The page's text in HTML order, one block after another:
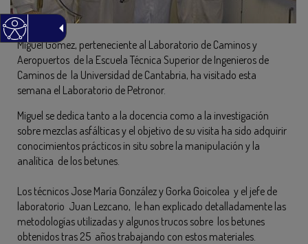
Miguel Gómez, perteneciente al Laboratorio de Caminos y
Aeropuertos de la Escuela Técnica Superior de Ingenieros de
Caminos de la Universidad de Cantabria, ha visitado esta
semana el Laboratorio de Petronor.
Miguel se dedica tanto a la docencia como a la investigación
sobre mezclas asfálticas y el objetivo de su visita ha sido adquirir
conocimientos prácticos in situ sobre la manipulación y la
analítica de los betunes.
Los técnicos Jose María González y Gorka Goicolea y el jefe de
laboratorio Juan Lezcano, le han explicado detalladamente las
metodologías utilizadas y algunos trucos sobre los betunes
obtenidos tras 25 años trabajando con estos materiales.